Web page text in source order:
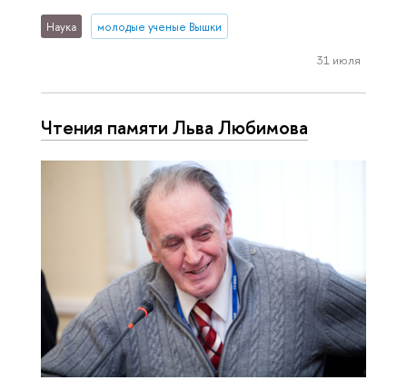
Наука молодые ученые Вышки
31 июля
Чтения памяти Льва Любимова